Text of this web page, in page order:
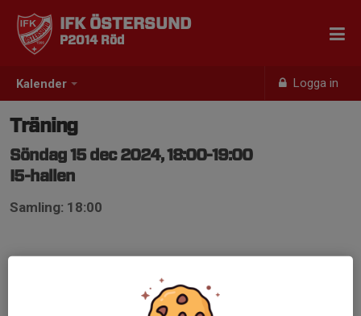
Kalender Logga in
IFK ÖSTERSUND
P2014 Röd
Träning
Söndag 15 dec 2024, 18:00-19:00
I5-hallen
Samling: 18:00